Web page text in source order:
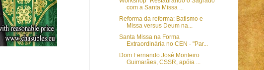
com a Santa Missa ...
Reforma da reforma: Batismo e
Missa versus Deum na...
Santa Missa na Forma
Extraordinária no CEN - "Par...
Dom Fernando José Monteiro
Guimarães, CSSR, apóia ...